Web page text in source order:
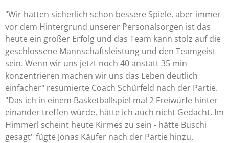
"Wir hatten sicherlich schon bessere Spiele, aber immer
vor dem Hintergrund unserer Personalsorgen ist das
heute ein großer Erfolg und das Team kann stolz auf die
geschlossene Mannschaftsleistung und den Teamgeist
sein. Wenn wir uns jetzt noch 40 anstatt 35 min
konzentrieren machen wir uns das Leben deutlich
einfacher" resumierte Coach Schürfeld nach der Partie.
"Das ich in einem Basketballspiel mal 2 Freiwürfe hinter
einander treffen würde, hätte ich auch nicht Gedacht. Im
Himmerl scheint heute Kirmes zu sein - hätte Buschi
gesagt" fügte Jonas Käufer nach der Partie hinzu.